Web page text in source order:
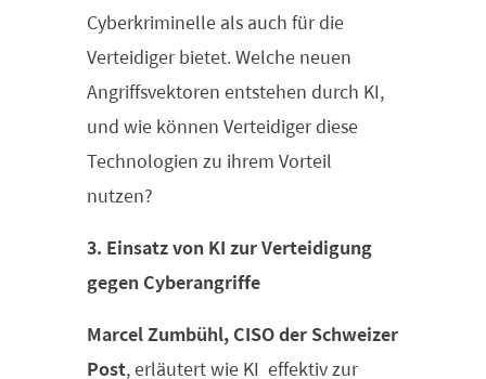
Cyberkriminelle als auch für die
Verteidiger bietet. Welche neuen
Angriffsvektoren entstehen durch KI,
und wie können Verteidiger diese
Technologien zu ihrem Vorteil
nutzen?
3. Einsatz von KI zur Verteidigung
gegen Cyberangriffe
Marcel Zumbühl, CISO der Schweizer
Post , erläutert wie KI effektiv zur